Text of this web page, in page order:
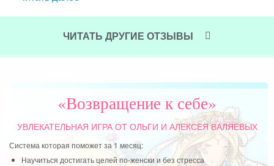
ЧИТАТЬ ДРУГИЕ ОТЗЫВЫ
«Возвращение к себе»
УВЛЕКАТЕЛЬНАЯ ИГРАОТ ОЛЬГИ И АЛЕКСЕЯ ВАЛЯЕВЫХ
Система которая поможет за 1 месяц:
Научиться достигать целей по-женски и без стресса